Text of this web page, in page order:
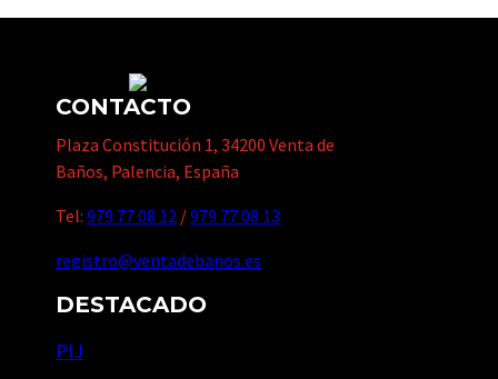
CONTACTO
Plaza Constitución 1, 34200 Venta de
Baños, Palencia, España
Tel: 979 77 08 12 /979 77 08 13
registro@ventadebanos.es
DESTACADO
PIJ